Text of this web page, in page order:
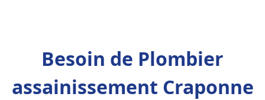
Besoin de Plombier
assainissement Craponne